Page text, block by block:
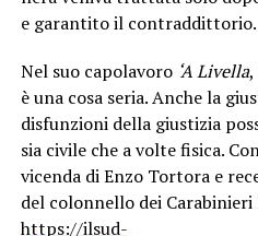
e garantito il contraddittorio.
Nel suo capolavoro ‘A Livella,
è una cosa seria. Anche la
disfunzioni della giustizia
sia civile che a volte fisica.
vicenda di Enzo Tortora e
del colonnello dei Carabinieri
https://ilsud-